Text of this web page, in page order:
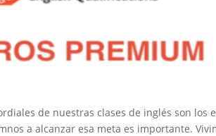
de nuestras clases de inglés son los
a alcanzar esa meta es importante.